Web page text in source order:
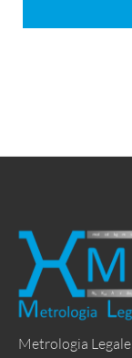
Metrologia Legale